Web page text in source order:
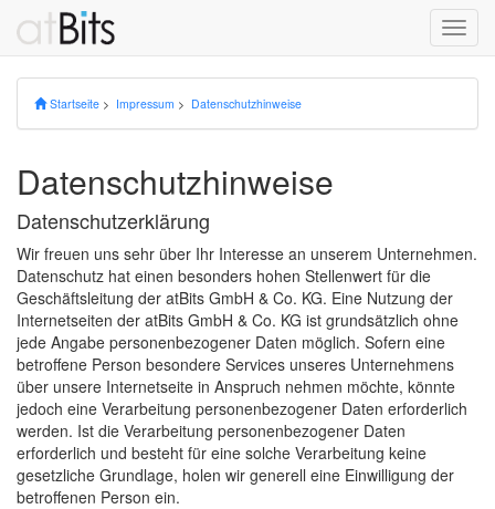
Startseite > Impressum > Datenschutzhinweise
Datenschutzhinweise
Datenschutzerklärung
Wir freuen uns sehr über Ihr Interesse an unserem Unternehmen.
Datenschutz hat einen besonders hohen Stellenwert für die
Geschäftsleitung der atBits GmbH & Co. KG. Eine Nutzung der
Internetseiten der atBits GmbH & Co. KG ist grundsätzlich ohne
jede Angabe personenbezogener Daten möglich. Sofern eine
betroffene Person besondere Services unseres Unternehmens
über unsere Internetseite in Anspruch nehmen möchte, könnte
jedoch eine Verarbeitung personenbezogener Daten erforderlich
werden. Ist die Verarbeitung personenbezogener Daten
erforderlich und besteht für eine solche Verarbeitung keine
gesetzliche Grundlage, holen wir generell eine Einwilligung der
betroffenen Person ein.